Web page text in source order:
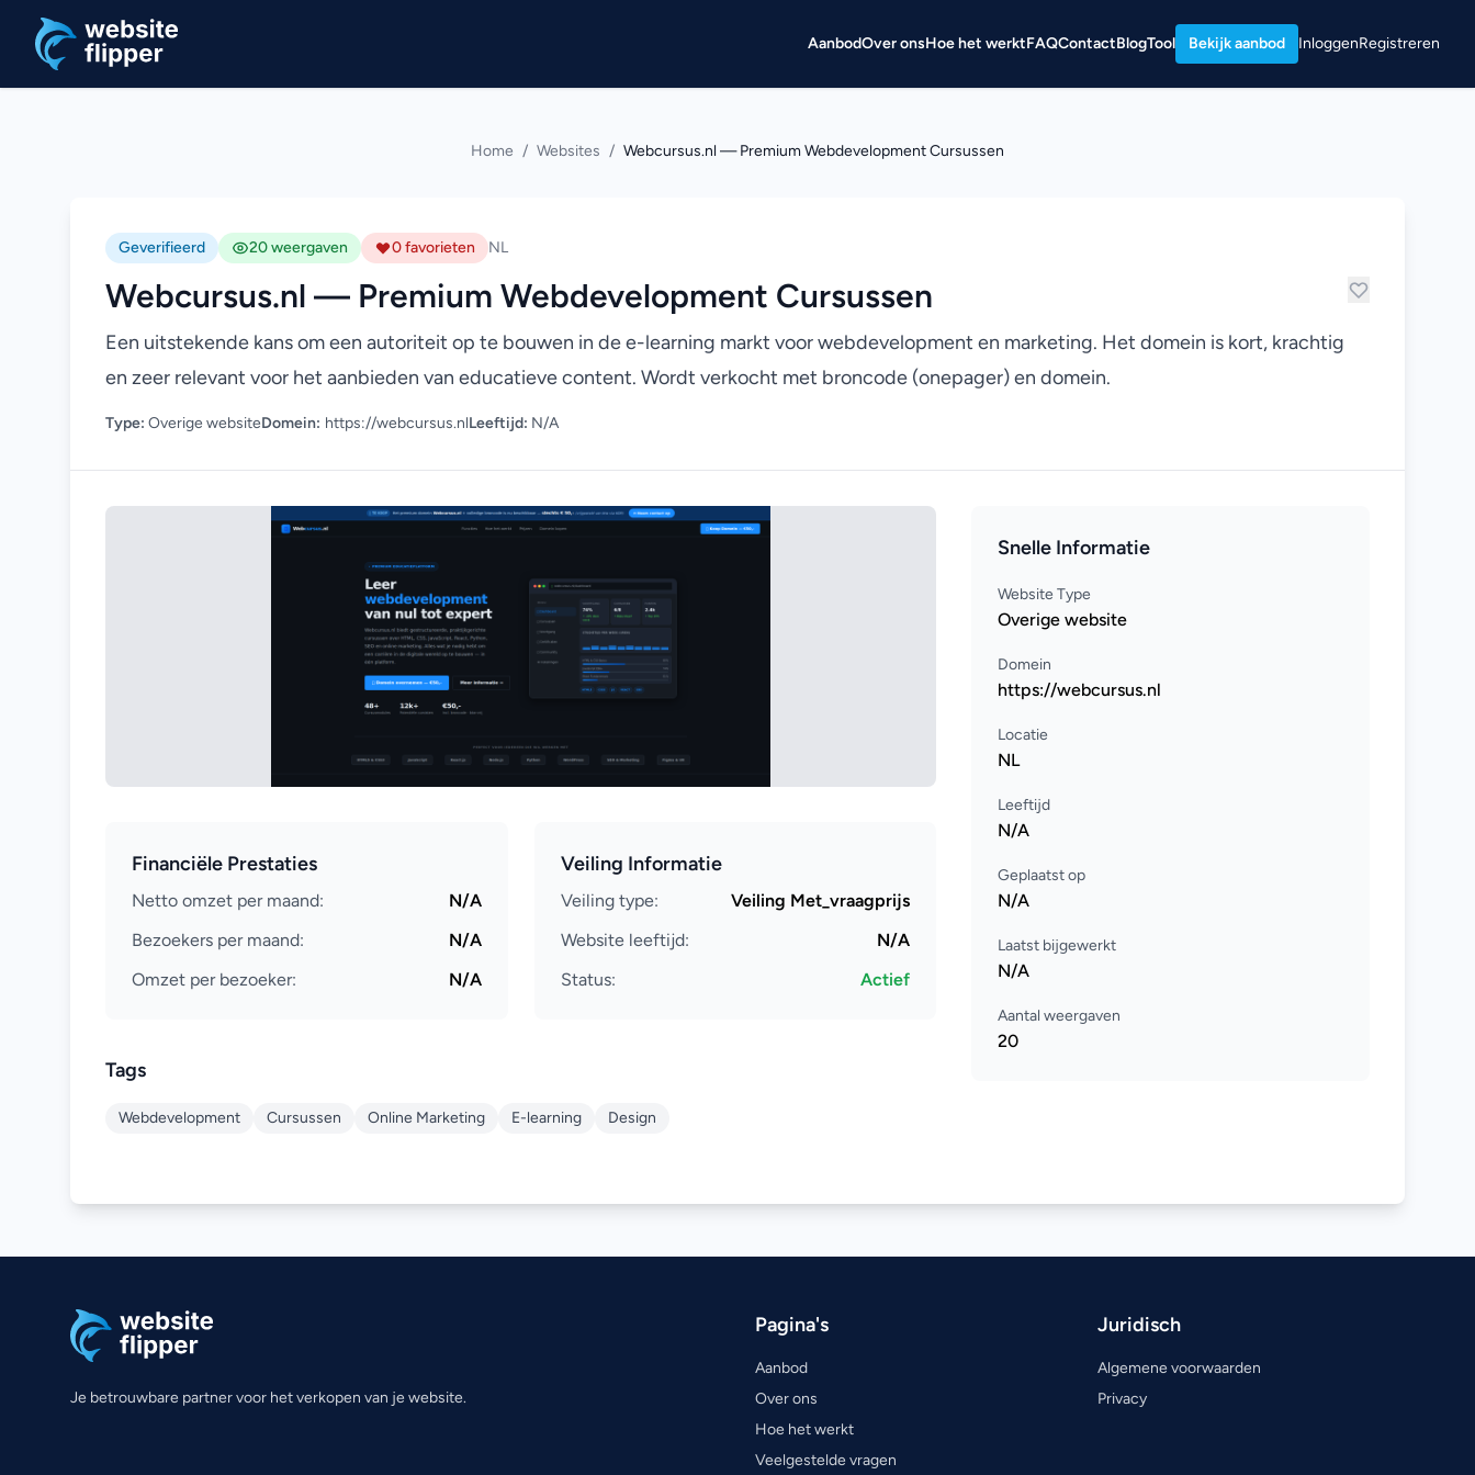
AanbodOver onsHoe het werktFAQContactBlogTool Bekijk aanbod InloggenRegistreren
Home / Websites / Webcursus.nl — Premium Webdevelopment Cursussen
Geverifieerd 20 weergaven 0 favorieten NL
Webcursus.nl — Premium Webdevelopment Cursussen
Een uitstekende kans om een autoriteit op te bouwen in de e-learning markt voor webdevelopment en marketing. Het domein is kort, krachtig
en zeer relevant voor het aanbieden van educatieve content. Wordt verkocht met broncode (onepager) en domein.
Type: Overige websiteDomein: https://webcursus.nlLeeftijd: N/A
Financiële Prestaties
Netto omzet per maand:
N/A
Bezoekers per maand:
N/A
Omzet per bezoeker:
N/A
Veiling Informatie
Veiling type:
Veiling Met_vraagprijs
Website leeftijd:
N/A
Status:
Actief
Tags
Webdevelopment Cursussen Online Marketing E-learning Design
Snelle Informatie
Website Type
Overige website
Domein
https://webcursus.nl
Locatie
NL
Leeftijd
N/A
Geplaatst op
N/A
Laatst bijgewerkt
N/A
Aantal weergaven
20
Je betrouwbare partner voor het verkopen van je website.
Pagina's
Aanbod
Over ons
Hoe het werkt
Veelgestelde vragen
Juridisch
Algemene voorwaarden
Privacy